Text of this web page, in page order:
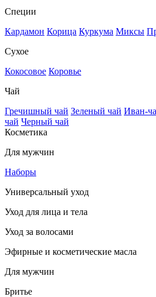
Специи
Кардамон Корица Куркума Миксы
Сухое
Кокосовое Коровье
Чай
Гречишный чай Зеленый чай Иван-
чай Черный чай
Косметика
Для мужчин
Наборы
Универсальный уход
Уход для лица и тела
Уход за волосами
Эфирные и косметические масла
Для мужчин
Бритье